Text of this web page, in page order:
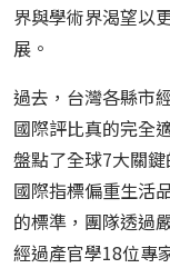
界與學術界渴望以
展。
過去，台灣各縣市
國際評比真的完全
盤點了全球7大關
國際指標偏重生活
的標準，團隊透過
經過產官學18位專